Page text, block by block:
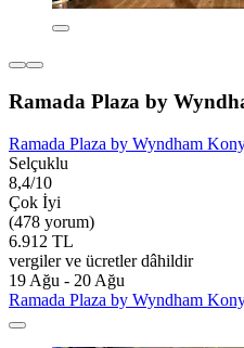
Ramada Plaza by
Ramada Plaza by Wyndham
Selçuklu
8,4/10
Çok İyi
(478 yorum)
6.912 TL
vergiler ve ücretler dâhildir
19 Ağu - 20 Ağu
Ramada Plaza by Wyndham